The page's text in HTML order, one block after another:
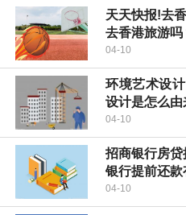
天天快报!去
去香港旅游吗
04-10
环境艺术设
设计是怎么由
04-10
招商银行房
银行提前还款
04-10